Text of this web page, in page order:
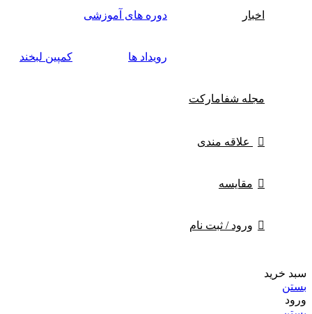
اخبار دوره های آموزشی
رویداد ها کمپین لبخند
مجله شفامارکت
علاقه مندی
مقایسه
ورود / ثبت نام
سبد خرید
بستن
ورود